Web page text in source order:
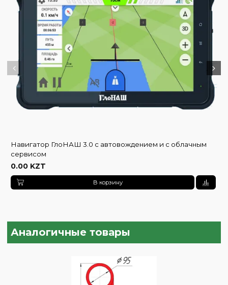
Навигатор ГлоНАШ 3.0 с автовождением и с облачным
сервисом
0.00 KZT
В корзину
Аналогичные товары